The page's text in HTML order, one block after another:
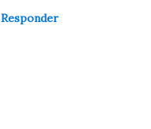
Responder